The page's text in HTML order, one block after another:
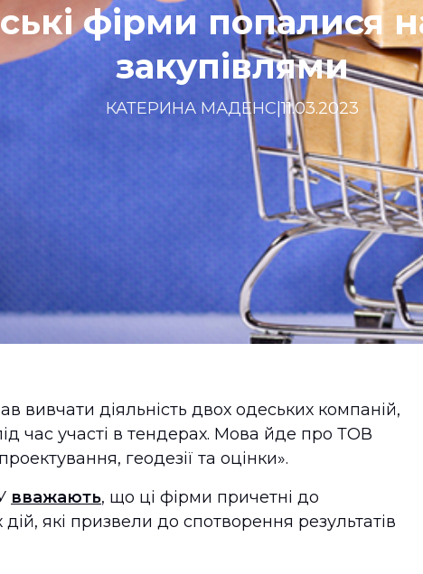
фірми попалися
закупівлями
КАТЕРИНА МАДЕНС |11.03.2023
вивчати діяльність двох одеських компаній,
час участі в тендерах. Мова йде про ТОВ
геодезії та оцінки».
вважають, що ці фірми причетні до
які призвели до спотворення результатів